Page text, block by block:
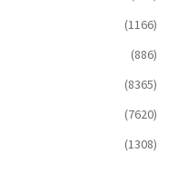
(1166)
(886)
(8365)
(7620)
(1308)